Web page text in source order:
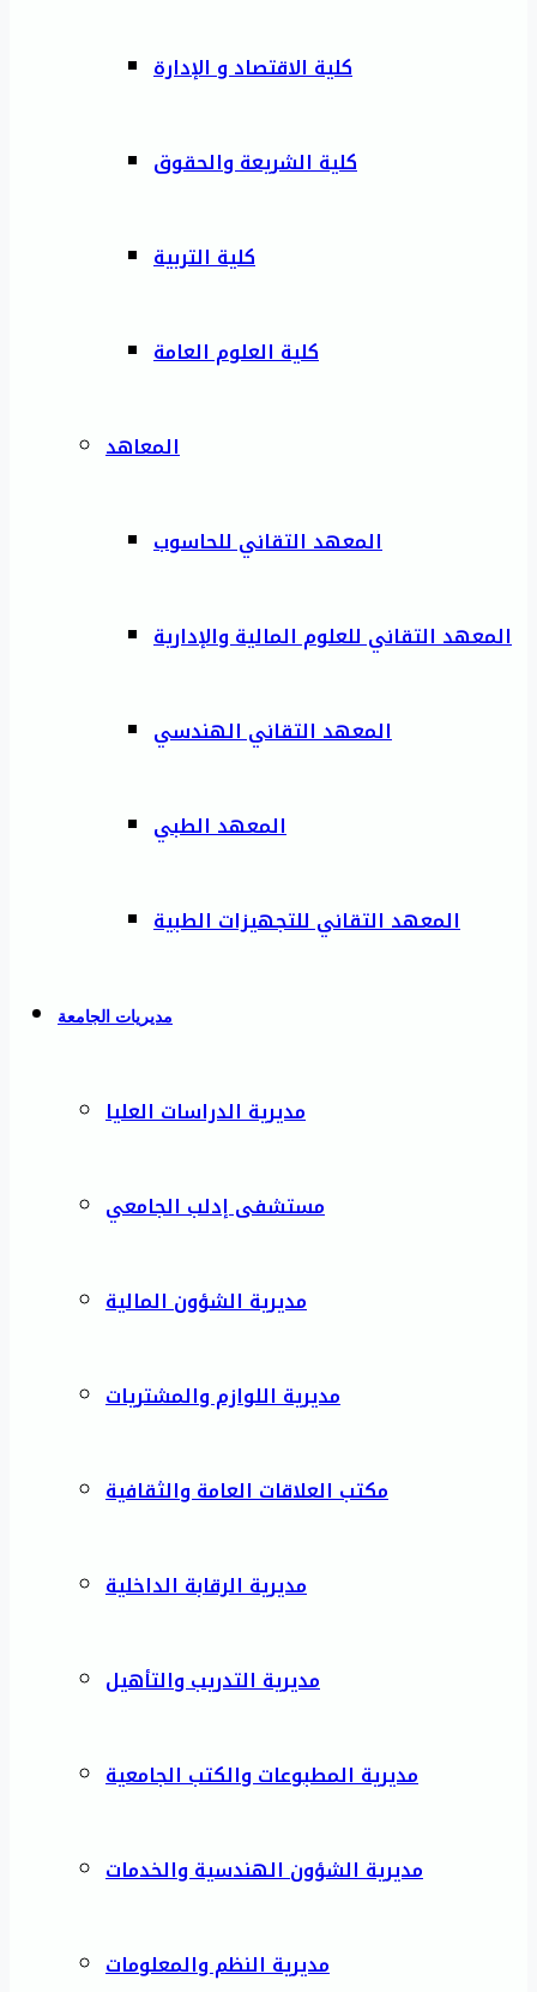
كلية الاقتصاد و الإدارة
كلية الشريعة والحقوق
كلية التربية
كلية العلوم العامة
المعاهد
المعهد التقاني للحاسوب
المعهد التقاني للعلوم المالية والإدارية
المعهد التقاني الهندسي
المعهد الطبي
المعهد التقاني للتجهيزات الطبية
مديريات الجامعة
مديرية الدراسات العليا
مستشفى إدلب الجامعي
مديرية الشؤون المالية
مديرية اللوازم والمشتريات
مكتب العلاقات العامة والثقافية
مديرية الرقابة الداخلية
مديرية التدريب والتأهيل
مديرية المطبوعات والكتب الجامعية
مديرية الشؤون الهندسية والخدمات
مديرية النظم والمعلومات